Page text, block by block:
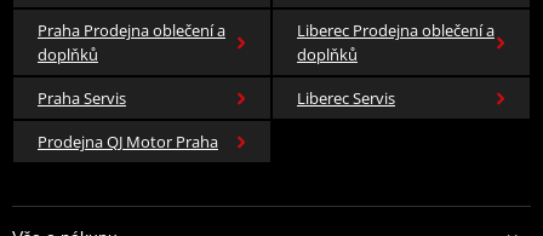
Praha Prodejna oblečení a
doplňků
Liberec Prodejna oblečení a
doplňků
Praha Servis
Liberec Servis
Prodejna QJ Motor Praha